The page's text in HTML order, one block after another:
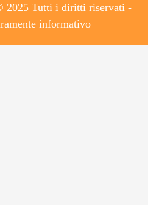
2025 Tutti i diritti riservati -
informativo